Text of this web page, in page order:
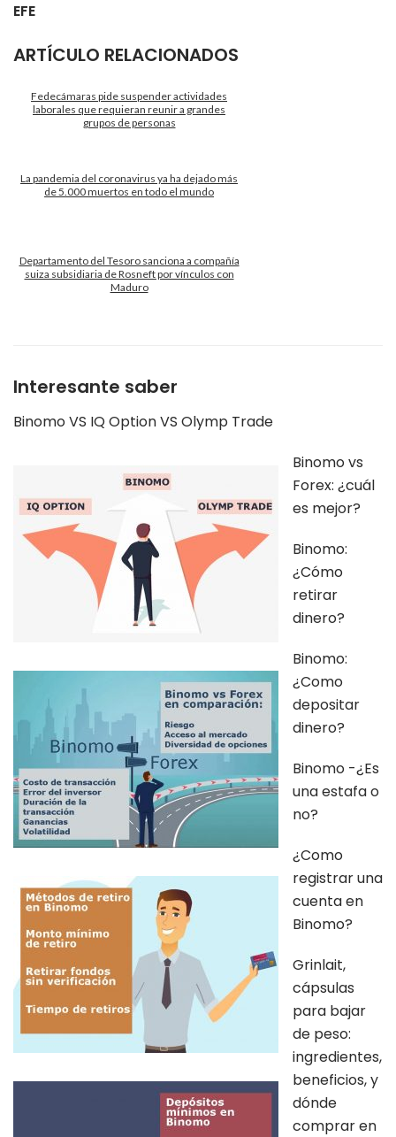
EFE
ARTÍCULO RELACIONADOS
Fedecámaras pide suspender actividades
laborales que requieran reunir a grandes
grupos de personas
La pandemia del coronavirus ya ha dejado más
de 5.000 muertos en todo el mundo
Departamento del Tesoro sanciona a compañía
suiza subsidiaria de Rosneft por vínculos con
Maduro
Interesante saber
Binomo VS IQ Option VS Olymp Trade
Binomo vs
Forex: ¿cuál
es mejor?
Binomo:
¿Cómo
retirar
dinero?
Binomo:
¿Como
depositar
dinero?
Binomo -¿Es
una estafa o
no?
¿Como
registrar una
cuenta en
Binomo?
Grinlait,
cápsulas
para bajar
de peso:
ingredientes,
beneficios, y
dónde
comprar en